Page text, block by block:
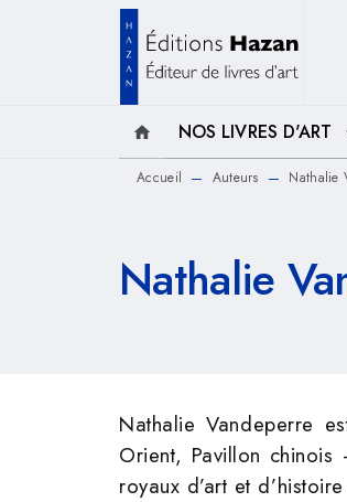
MENU RECHERCHE
home NOS LIVRES D'ART
Accueil — Auteurs — Nathalie
Nathalie
Nathalie Vandeperre
Orient, Pavillon
royaux d’art et